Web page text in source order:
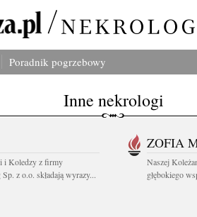
Poradnik pogrzebowy
Inne nekrologi
i Koledzy z firmy
z o.o. składają wyrazy...
ZOFIA
Naszej
głębokiego